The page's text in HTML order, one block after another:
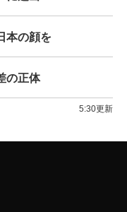
本の顔を
の正体
5:30更新